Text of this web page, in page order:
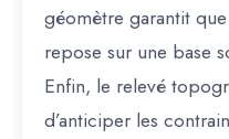
géomètre garantit
repose sur une base
Enfin, le relevé
d’anticiper les